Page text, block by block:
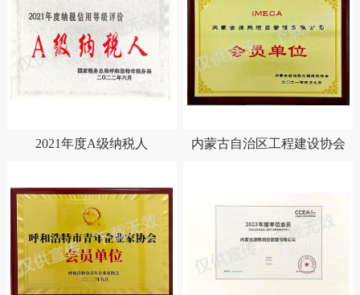
2021年度A级纳税人 内蒙古自治区工程建设协会